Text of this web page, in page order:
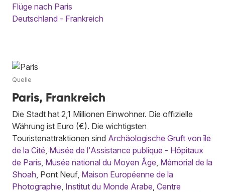
Flüge nach Paris
Deutschland - Frankreich
Quelle
Paris, Frankreich
Die Stadt hat 2,1 Millionen Einwohner. Die offizielle
Währung ist Euro (€). Die wichtigsten
Touristenattraktionen sind Archäologische Gruft von île
de la Cité Musée de l'Assistance publique - Hôpitaux
de Paris Musée national du Moyen Âge Mémorial de la
Shoah , Pont Neuf, Maison Européenne de la
Photographie Institut du Monde Arabe Centre